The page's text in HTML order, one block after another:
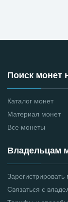
Поиск монет
Каталог монет
Материал монет
Все монеты
Владельцам
Зарегистрировать
Связаться с